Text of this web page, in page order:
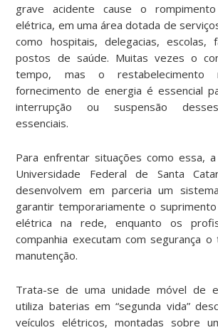
grave acidente cause o
elétrica, em uma área dotada de
como hospitais, delegacias, escolas,
postos de saúde. Muitas vezes o
tempo, mas o restabelecimento
fornecimento de energia é essencial
interrupção ou suspensão
essenciais.
Para enfrentar situações como essa,
Universidade Federal de Santa
desenvolvem em parceria um
garantir temporariamente o
elétrica na rede, enquanto os
companhia executam com segurança o
manutenção.
Trata-se de uma unidade móvel de
utiliza baterias em “segunda vida”
veículos elétricos, montadas sobre